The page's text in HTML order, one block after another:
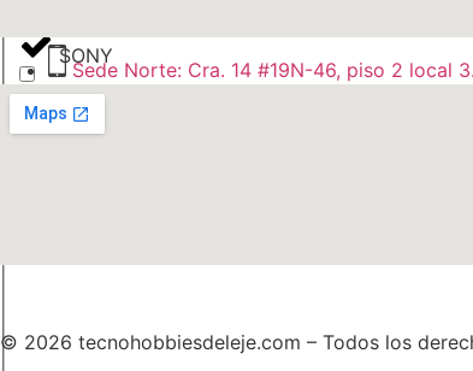
SONY
STARTRC
Sede Norte: Cra. 14 #19N-46, piso 2 local
© 2026 tecnohobbiesdeleje.com – Todos los